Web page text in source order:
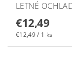
LETNÉ
€12,49
€12,49 / 1 ks